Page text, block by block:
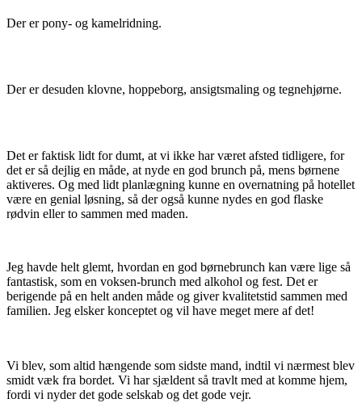
Der er pony- og kamelridning.
Der er desuden klovne, hoppeborg, ansigtsmaling og tegnehjørne.
Det er faktisk lidt for dumt, at vi ikke har været afsted tidligere, for
det er så dejlig en måde, at nyde en god brunch på, mens børnene
aktiveres. Og med lidt planlægning kunne en overnatning på hotellet
være en genial løsning, så der også kunne nydes en god flaske
rødvin eller to sammen med maden.
Jeg havde helt glemt, hvordan en god børnebrunch kan være lige så
fantastisk, som en voksen-brunch med alkohol og fest. Det er
berigende på en helt anden måde og giver kvalitetstid sammen med
familien. Jeg elsker konceptet og vil have meget mere af det!
Vi blev, som altid hængende som sidste mand, indtil vi nærmest blev
smidt væk fra bordet. Vi har sjældent så travlt med at komme hjem,
fordi vi nyder det gode selskab og det gode vejr.